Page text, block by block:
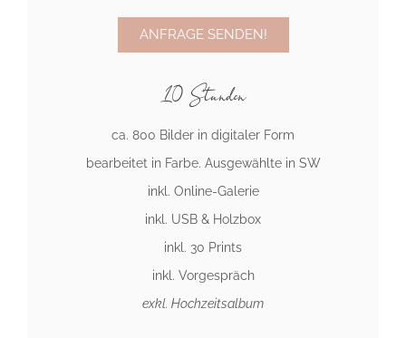
ANFRAGE SENDEN!
10 Stunden
ca. 800 Bilder in digitaler Form
bearbeitet in Farbe. Ausgewählte in SW
inkl. Online-Galerie
inkl. USB & Holzbox
inkl. 30 Prints
inkl. Vorgespräch
exkl. Hochzeitsalbum